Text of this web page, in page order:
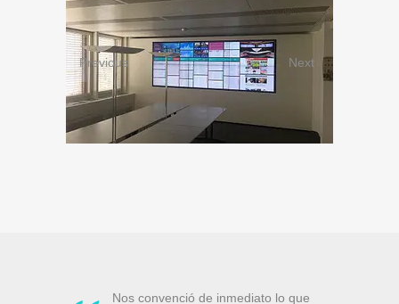
Previous Next
Nos convenció de inmediato lo que